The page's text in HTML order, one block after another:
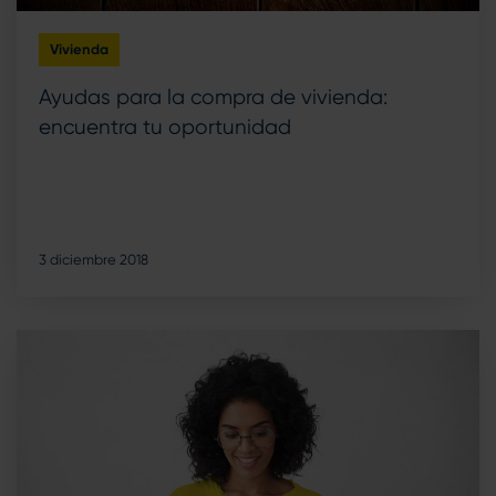
Vivienda
Ayudas para la compra de vivienda:
encuentra tu oportunidad
3 diciembre 2018